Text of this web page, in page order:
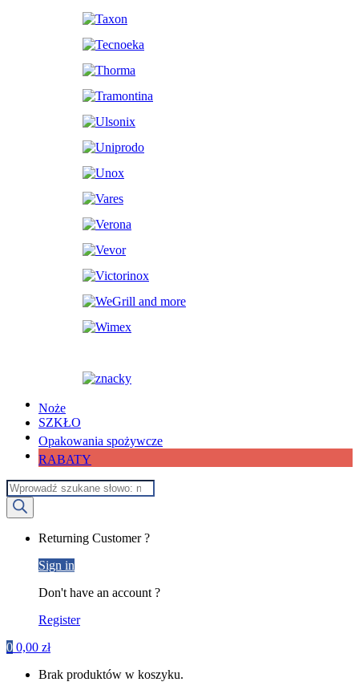
Noże
SZKŁO
Opakowania spożywcze
RABATY
Wyszukiwarka
produktów
Returning Customer ?
Sign in
Don't have an account ?
Register
0 0,00 zł
Brak produktów w koszyku.